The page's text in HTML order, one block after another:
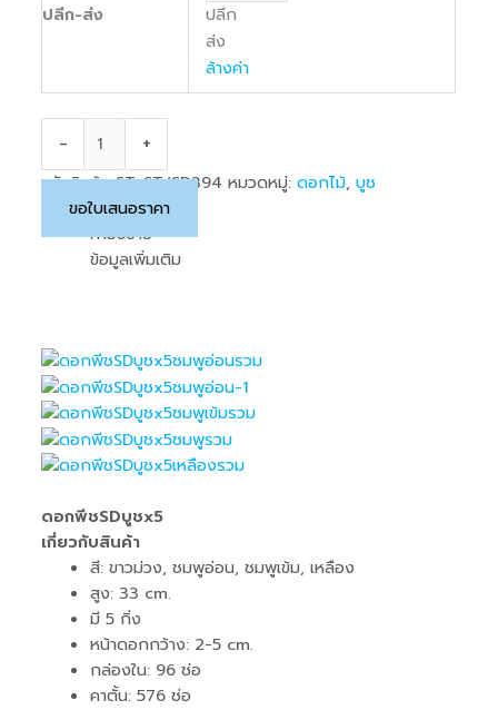
ปลีก-ส่ง
ปลีก
ส่ง
ล้างค่า
- +
รหัสสินค้า:ST-ST/SD394 หมวดหมู่:ดอกไม้,บูช
ขอใบเสนอราคา
คำอธิบาย
ข้อมูลเพิ่มเติม
ดอกพีชSDบูชx5
เกี่ยวกับสินค้า
สี: ขาวม่วง, ชมพูอ่อน, ชมพูเข้ม, เหลือง
สูง: 33 cm.
มี 5 กิ่ง
หน้าดอกกว้าง: 2-5 cm.
กล่องใน: 96 ช่อ
คาตั้น: 576 ช่อ